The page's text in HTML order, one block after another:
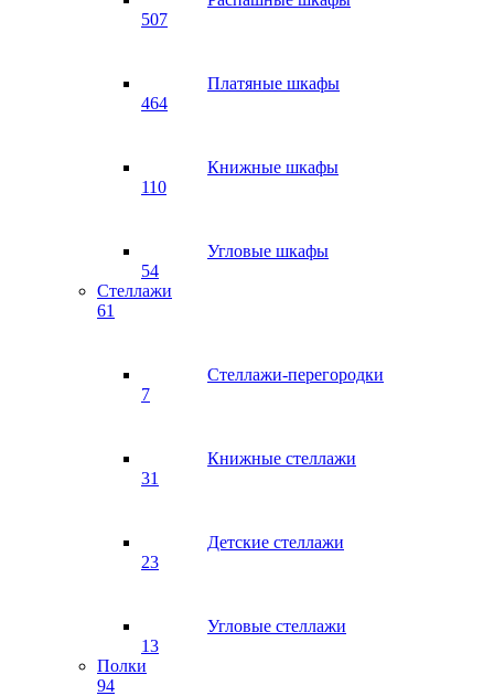
507
Платяные шкафы
464
Книжные шкафы
110
Угловые шкафы
54
Стеллажи
61
Стеллажи-перегородки
7
Книжные стеллажи
31
Детские стеллажи
23
Угловые стеллажи
13
Полки
94